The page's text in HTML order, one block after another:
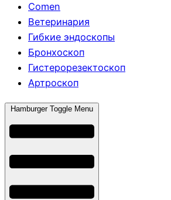
Comen
Ветеринария
Гибкие эндоскопы
Бронхоскоп
Гистерорезектоскоп
Артроскоп
Hamburger Toggle Menu